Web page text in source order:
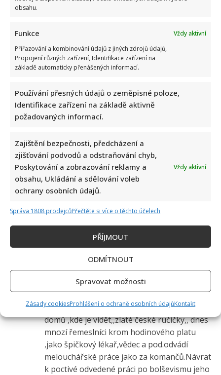
obsahu.
Funkce
Vždy aktivní
Přiřazování a kombinování údajů z jiných zdrojů údajů,
Propojení různých zařízení, Identifikace zařízení na
základě automaticky přenášených informací.
Používání přesných údajů o zeměpisné poloze,
Identifikace zařízení na základě aktivně
požadovaných informací.
Zajištění bezpečnosti, předcházení a
zjišťování podvodů a odstraňování chyb,
Poskytování a zobrazování reklamy a
obsahu, Ukládání a sdělování voleb
ochrany osobních údajů.
Vždy aktivní
Správa 1808 prodejcůPřečtěte si více o těchto účelech
PŘÍJMOUT
ODMÍTNOUT
Spravovat možnosti
Zásady cookiesProhlášení o ochraně osobních údajůKontakt
1 čtenářský názor na “Jak bydlí Lucie Benešová:
Svůj sen si splnila do posledního detailu. Hlavním
prvkem je zimní zahrada”
napsal:
30. 5. 2026 (11:51)
Děvče je šikovné,obnova starých řemeslných
domů ,kde je vidět,,zlaté české ručičky,, dnes
mnozí řemeslníci krom hodinového platu
,jako špičkový lékař,vědec a pod.odvádí
melouchářské práce jako za komančů.Návrat
k poctivé odvedené práci po bolševismu jeho